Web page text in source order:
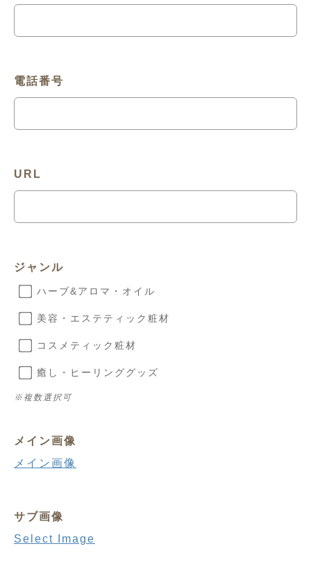
電話番号
URL
ジャンル
ハーブ&アロマ・オイル
美容・エステティック粧材
コスメティック粧材
癒し・ヒーリンググッズ
※複数選択可
メイン画像
メイン画像
サブ画像
Select Image